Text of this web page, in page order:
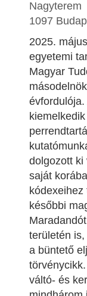
Nagyterem
1097
2025.
egyetemi
Magyar
dolgozott ki
saját
kódexeihez
későbbi
területén
a büntető
váltó- és